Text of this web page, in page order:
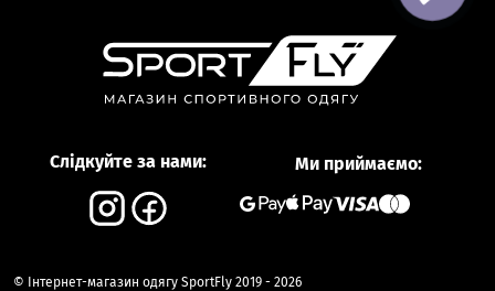
Слідкуйте за нами: Ми приймаємо:
© Інтернет-магазин одягу SportFly 2019 - 2026